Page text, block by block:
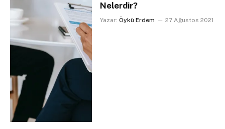
Nelerdir?
Yazar: Öykü Erdem 27 Ağustos 2021